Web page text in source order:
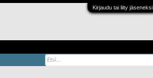
Kirjaudu tai liity jäseneksi